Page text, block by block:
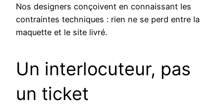
Nos designers conçoivent en connaissant les
contraintes techniques : rien ne se perd entre la
maquette et le site livré.
Un interlocuteur, pas
un ticket